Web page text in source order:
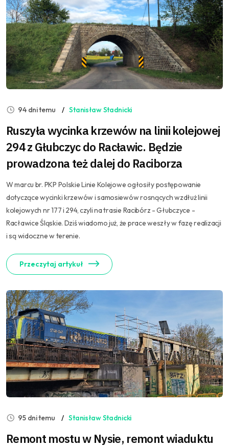
94 dni temu Stanisław Stadnicki
Ruszyła wycinka krzewów na linii kolejowej
294 z Głubczyc do Racławic. Będzie
prowadzona też dalej do Raciborza
W marcu br. PKP Polskie Linie Kolejowe ogłosiły postępowanie
dotyczące wycinki krzewów i samosiewów rosnących wzdłuż linii
kolejowych nr 177 i 294, czyli na trasie Racibórz - Głubczyce -
Racławice Śląskie. Dziś wiadomo już, że prace weszły w fazę realizacji
i są widoczne w terenie.
Przeczytaj artykuł
95 dni temu Stanisław Stadnicki
Remont mostu w Nysie, remont wiaduktu